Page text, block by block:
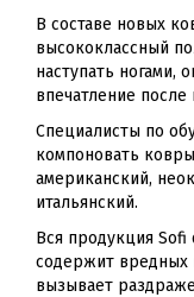
В составе новых
высококлассный
наступать ногами,
впечатление после
Специалисты по
компоновать
американский,
итальянский.
Вся продукция Sofi
содержит
вызывает